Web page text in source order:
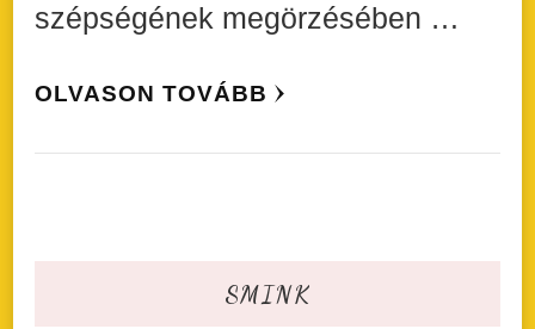
szépségének megörzésében …
OLVASON TOVÁBB
SMINK